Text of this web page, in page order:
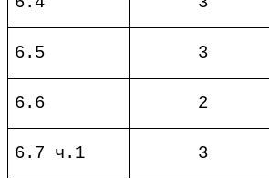
6.5 3
6.6 2
6.7 ч.1 3